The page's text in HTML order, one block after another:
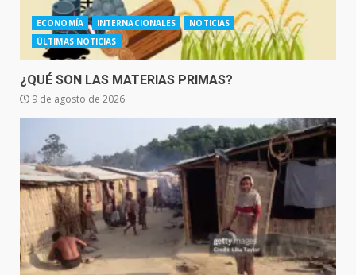
ECONOMÍA INTERNACIONALES
NOTICIAS
ÚLTIMAS NOTICIAS
¿QUÉ SON LAS MATERIAS PRIMAS?
9 de agosto de 2026